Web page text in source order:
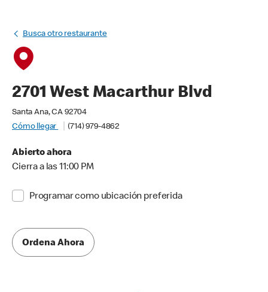
Busca otro restaurante
2701 West Macarthur Blvd
Santa Ana, CA 92704
Cómo llegar
(714) 979-4862
Abierto ahora
Cierra a las 11:00 PM
Programar como ubicación preferida
Ordena Ahora